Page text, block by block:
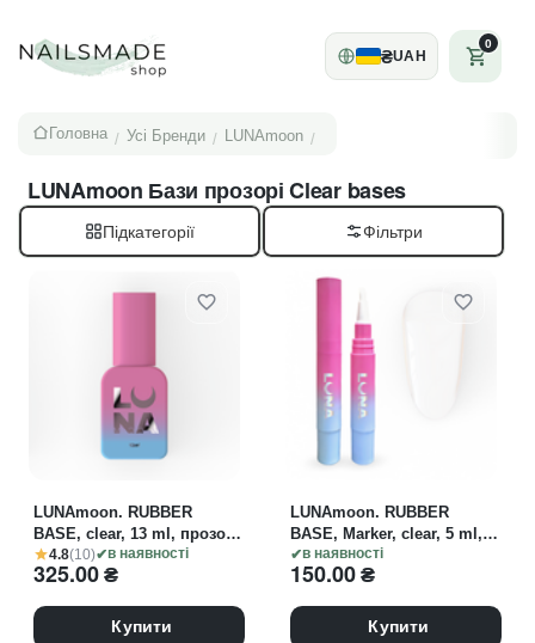
₴UAH
0
Головна / Усі Бренди / LUNAmoon /
LUNAmoon Бази прозорі Clear bases
Підкатегорії
4.8(10) в наявності
LUNAmoon. RUBBER
BASE, clear, 13 ml, прозора
каучукова база
325.00₴
Купити
в наявності
LUNAmoon. RUBBER
BASE, Marker, clear, 5 ml,
прозора каучукова база у
форматі маркеру
150.00₴
Купити